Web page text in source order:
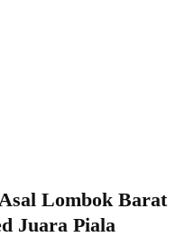
Lombok Barat
Juara Piala